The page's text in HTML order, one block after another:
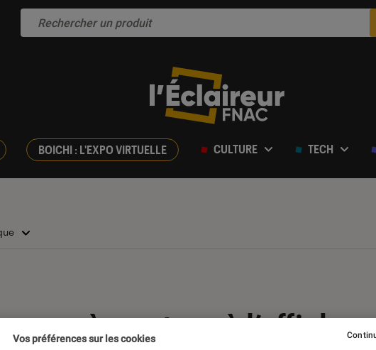
BOICHI : L'EXPO VIRTUELLE CULTURE TECH
à son tour à
Vos préférences sur les cookies